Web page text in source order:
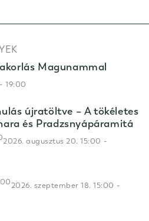
Magunammal
-19:00
újratöltve – A tökéletes
és Pradzsnyápáramitá
2026. augusztus 20. 15:00 -
2026. szeptember 18. 15:00 -